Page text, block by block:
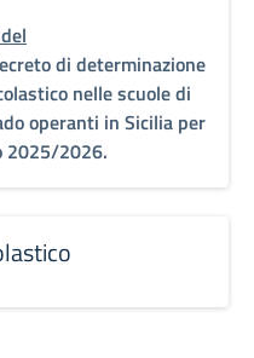
di determinazione
nelle scuole di
operanti in Sicilia per
2025/2026.